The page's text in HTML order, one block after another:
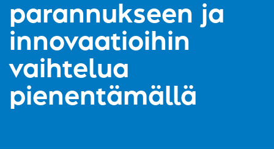
parannukseen ja
innovaatioihin
vaihtelua
pienentämällä